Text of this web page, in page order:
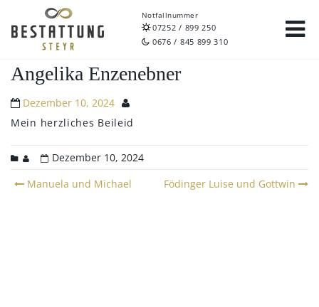
Notfallnummer
07252 / 899 250
0676 / 845 899 310
Angelika Enzenebner
Dezember 10, 2024
Mein herzliches Beileid
Dezember 10, 2024
Post
Manuela und Michael Födinger Luise und Gottwin